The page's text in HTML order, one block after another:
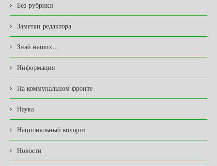
Без рубрики
Заметки редактора
Знай наших…
Информация
На коммунальном фронте
Наука
Национальный колорит
Новости